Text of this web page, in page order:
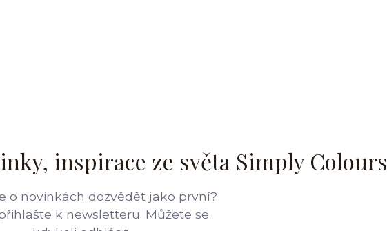
inspirace ze světa Simply Colours
o novinkách dozvědět jako první?
k newsletteru. Můžete se